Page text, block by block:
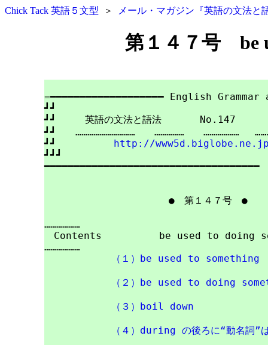
Chick Tack 英語５文型 ＞ メール・マガジン『英語の文法と
第１４７号 be
=━━━━━━━━━━━━━━━━━━━ English Grammar
┛┛
┛┛　　　英語の文法と語法　　　　No.147　
┛┛　　…………………………　　……………　　……………… 　
┛┛
http://
┛┛┛
━━━━━━━━━━━━━━━━━━━━━━━━━━━━━━━━━━━━
● 第１４７号 ●
………………
Contents　　　　　　be used to doing
………………
（１）be used to something
（２）be used to doing
（３）boil down
（４）during の後ろに“動名詞”